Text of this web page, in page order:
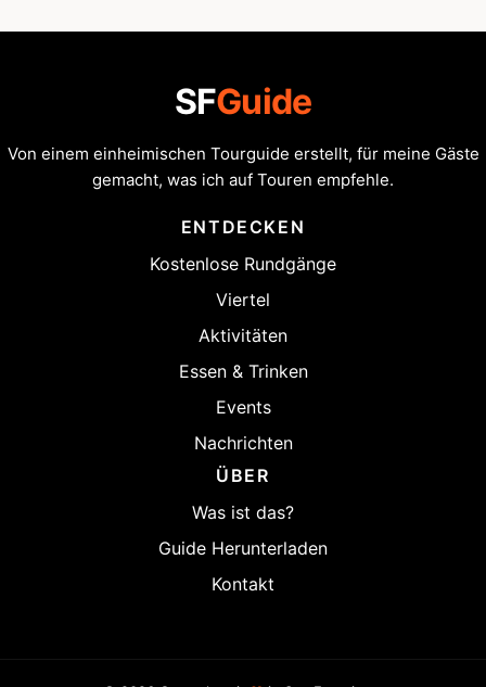
SFGuide
Von einem einheimischen Tourguide erstellt, für meine Gäste
gemacht, was ich auf Touren empfehle.
ENTDECKEN
Kostenlose Rundgänge
Viertel
Aktivitäten
Essen & Trinken
Events
Nachrichten
ÜBER
Was ist das?
Guide Herunterladen
Kontakt